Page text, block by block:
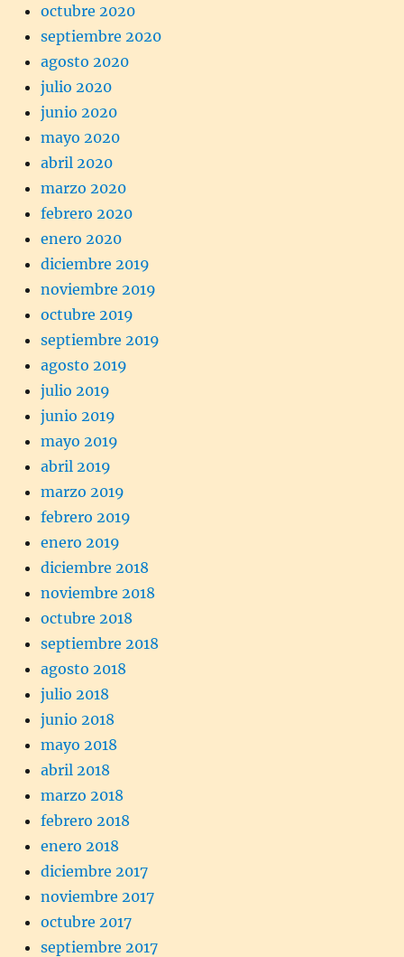
octubre 2020
septiembre 2020
agosto 2020
julio 2020
junio 2020
mayo 2020
abril 2020
marzo 2020
febrero 2020
enero 2020
diciembre 2019
noviembre 2019
octubre 2019
septiembre 2019
agosto 2019
julio 2019
junio 2019
mayo 2019
abril 2019
marzo 2019
febrero 2019
enero 2019
diciembre 2018
noviembre 2018
octubre 2018
septiembre 2018
agosto 2018
julio 2018
junio 2018
mayo 2018
abril 2018
marzo 2018
febrero 2018
enero 2018
diciembre 2017
noviembre 2017
octubre 2017
septiembre 2017